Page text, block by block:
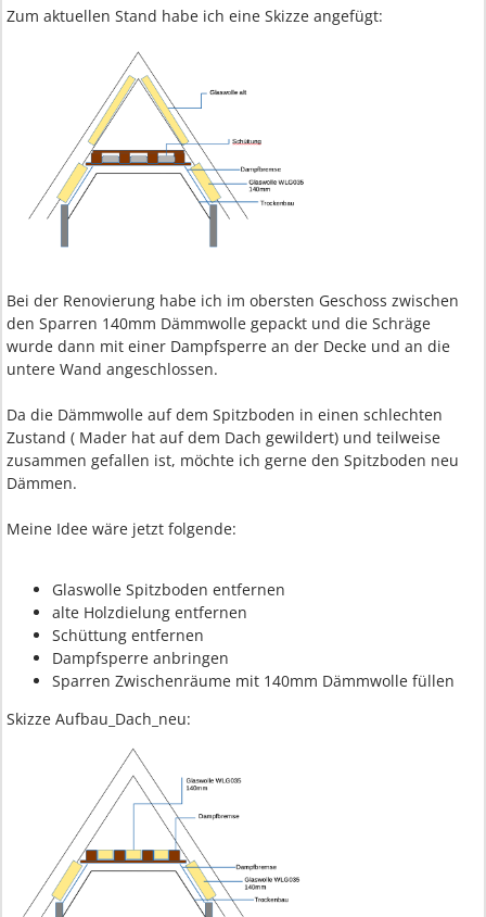
Zum aktuellen Stand habe ich eine Skizze angefügt:
Bei der Renovierung habe ich im obersten Geschoss zwischen
den Sparren 140mm Dämmwolle gepackt und die Schräge
wurde dann mit einer Dampfsperre an der Decke und an die
untere Wand angeschlossen.
Da die Dämmwolle auf dem Spitzboden in einen schlechten
Zustand ( Mader hat auf dem Dach gewildert) und teilweise
zusammen gefallen ist, möchte ich gerne den Spitzboden neu
Dämmen.
Meine Idee wäre jetzt folgende:
Glaswolle Spitzboden entfernen
alte Holzdielung entfernen
Schüttung entfernen
Dampfsperre anbringen
Sparren Zwischenräume mit 140mm Dämmwolle füllen
Skizze Aufbau_Dach_neu: